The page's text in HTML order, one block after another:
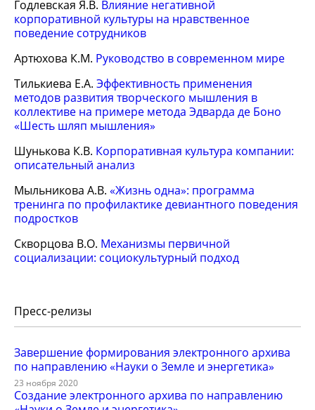
Годлевская Я.В. Влияние негативной
корпоративной культуры на нравственное
поведение сотрудников
Артюхова К.М. Руководство в современном мире
Тилькиева Е.А. Эффективность применения
методов развития творческого мышления в
коллективе на примере метода Эдварда де Боно
«Шесть шляп мышления»
Шунькова К.В. Корпоративная культура компании:
описательный анализ
Мыльникова А.В. «Жизнь одна»: программа
тренинга по профилактике девиантного поведения
подростков
Скворцова В.О. Механизмы первичной
социализации: социокультурный подход
Пресс-релизы
Завершение формирования электронного архива
по направлению «Науки о Земле и энергетика»
23 ноября 2020
Создание электронного архива по направлению